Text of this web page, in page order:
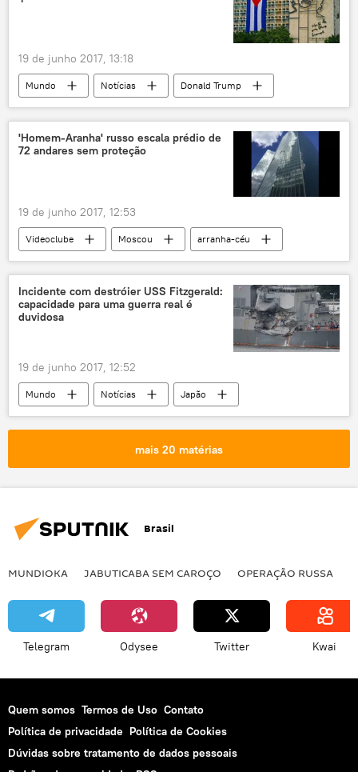
Rússia
Notícias do Brasil
19 de junho 2017, 13:18
Mundo Notícias
Donald Trump
Bruno Rodriguez
Ministério das Relações Exteriores de Cuba
'Homem-Aranha' russo escala prédio de
72 andares sem proteção
19 de junho 2017, 12:53
Videoclube Moscou
arranha-céu
aranhas
Rússia
Incidente com destróier USS Fitzgerald:
capacidade para uma guerra real é
duvidosa
19 de junho 2017, 12:52
Mundo Notícias
Japão
Coreia do Norte
Coreia do Sul
EUA
mais 20 matérias
Brasil
MUNDIOKA JABUTICABA SEM CAROÇO OPERAÇÃO RUSSA
Telegram Odysee Twitter Kwai
Quem somos Termos de Uso Contato
Política de privacidade Política de Cookies
Dúvidas sobre tratamento de dados pessoais